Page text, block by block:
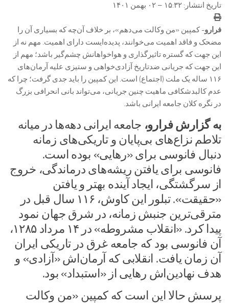
تاریخ انتشار: ۱۵:۳۲ – ۰۲ بهمن ۱۴۰۱
فرارو- کمپین «من وکالت می‌دهم»، بر خلاف آن‌چه که بسیاری آن را
مضحک و فاقد اهمیت می‌خوانند، پدیده‌ایست دارای اهمیت. مهم نه از
این جهت که گستره تاثیرگذاری و هواخواهانش چشم‌گیر باشد؛ مهم از
این جهت که جریانی ضدتاریخ آزادی‌خواهی و ستیزی علیه آرمان‌های
۱۱۶ ساله یک ملت (اجتماع) است. این کمپین را باید جدی گرفت؛ چرا که
عدم کالبدشکافی ماهیت چنین جریانی، می‌تواند بانی انحرافی بزرگ
در نگره کلان جامعه ایرانی باشد.
به گزارش فرارو، جامعه ایرانی دهه‌ها در میانه
تلاطم نزاع‌های بی‌پایان و تاریکی‌های زمانه
دنبال فانوسی برای «رهایی» بوده است.
فانوسی برای یافتن ریشه‌های درماندگی، خروج
از سرگشتگی، ایجاد آینده بهتر و یافتن
«حقیقت». تبلور این کاوش، ۱۱۶ سال قبل در
مترقی‌ترین جنبش زمانه، در شرق جهان نمود
پیدا کرد. «انقلاب مشروطه» در ۱۴ مرداد ۱۲۸۵،
آن فانوسی بود که جامعه غرق در تاریکی ایران
آن زمان یافت. انقلابی که آرمان‌اش «آزادی» و
هدف نهادین‌اش رهایی از «استبداد» بود.
پرسش حالا این است که کمپین «من وکالت